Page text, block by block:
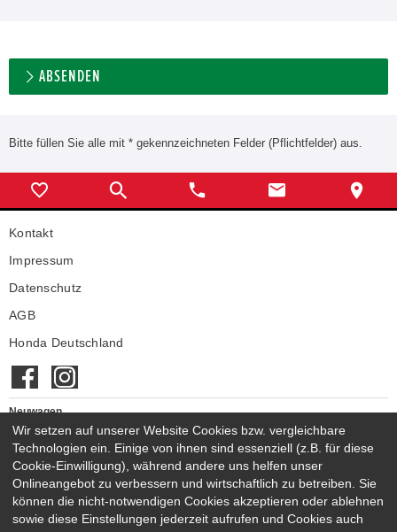
ABSENDEN
Bitte füllen Sie alle mit * gekennzeichneten Felder (Pflichtfelder) aus.
Kontakt
Impressum
Datenschutz
AGB
Honda Deutschland
Neuwagen
Honda Neuwagen
Gebrauchtwagen
Honda Gebrauchtwagen
Honda Vorführwagen
Gesamtbestand
Wir setzen auf unserer Website Cookies bzw. vergleichbare
Technologien ein. Einige von ihnen sind essenziell (z.B. für diese
Cookie-Einwilligung), während andere uns helfen unser
Onlineangebot zu verbessern und wirtschaftlich zu betreiben. Sie
können die nicht-notwendigen Cookies akzeptieren oder ablehnen
sowie diese Einstellungen jederzeit aufrufen und Cookies auch